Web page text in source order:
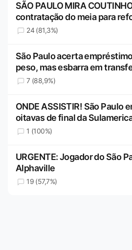
SÃO PAULO MIRA
contratação do meia para
24 (81,3%)
São Paulo acerta
peso, mas esbarra em
7 (88,9%)
ONDE ASSISTIR! São Paulo
oitavas de final da
1 (100%)
URGENTE: Jogador do São
Alphaville
19 (57,7%)